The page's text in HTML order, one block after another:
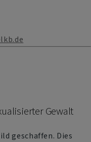
Gewalt
geschaffen. Dies